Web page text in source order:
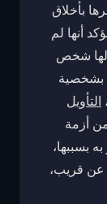
بأخلاق
أنها لم
لها شخص
التأويل
أزمة
بسببها،
عن قريب،